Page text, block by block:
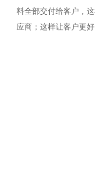
料全部交付给客户，
应商；这样让客户更好